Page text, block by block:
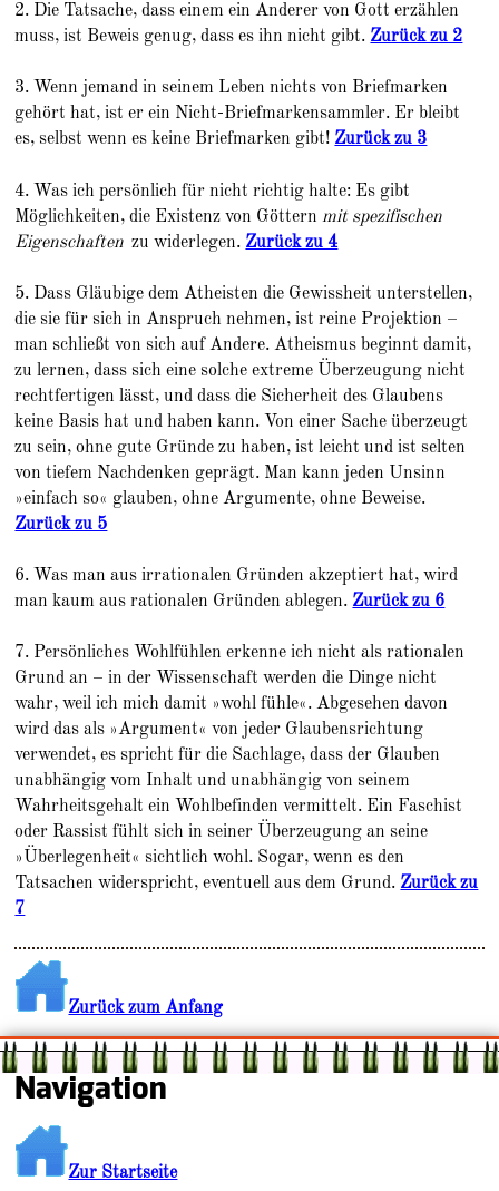
2. Die Tatsache, dass einem ein Anderer von Gott erzählen
muss, ist Beweis genug, dass es ihn nicht gibt. Zurück zu 2
3. Wenn jemand in seinem Leben nichts von Briefmarken
gehört hat, ist er ein Nicht-Briefmarkensammler. Er bleibt
es, selbst wenn es keine Briefmarken gibt! Zurück zu 3
4. Was ich persönlich für nicht richtig halte: Es gibt
Möglichkeiten, die Existenz von Götternmit spezifischen
Eigenschaften zu widerlegen. Zurück zu 4
5. Dass Gläubige dem Atheisten die Gewissheit unterstellen,
die sie für sich in Anspruch nehmen, ist reine Projektion –
man schließt von sich auf Andere. Atheismus beginnt damit,
zu lernen, dass sich eine solche extreme Überzeugung nicht
rechtfertigen lässt, und dass die Sicherheit des Glaubens
keine Basis hat und haben kann. Von einer Sache überzeugt
zu sein, ohne gute Gründe zu haben, ist leicht und ist selten
von tiefem Nachdenken geprägt. Man kann jeden Unsinn
»einfach so« glauben, ohne Argumente, ohne Beweise.
Zurück zu 5
6. Was man aus irrationalen Gründen akzeptiert hat, wird
man kaum aus rationalen Gründen ablegen. Zurück zu 6
7. Persönliches Wohlfühlen erkenne ich nicht als rationalen
Grund an – in der Wissenschaft werden die Dinge nicht
wahr, weil ich mich damit »wohl fühle«. Abgesehen davon
wird das als »Argument« von jeder Glaubensrichtung
verwendet, es spricht für die Sachlage, dass der Glauben
unabhängig vom Inhalt und unabhängig von seinem
Wahrheitsgehalt ein Wohlbefinden vermittelt. Ein Faschist
oder Rassist fühlt sich in seiner Überzeugung an seine
»Überlegenheit« sichtlich wohl. Sogar, wenn es den
Tatsachen widerspricht, eventuell aus dem Grund. Zurück zu
7
Zurück zum Anfang
Navigation
Zur Startseite